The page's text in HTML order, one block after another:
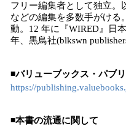
フリー編集者として独立。
などの編集を多数手がける
動。12 年に『WIRED』日
年、黒鳥社(blkswn
◾️バリューブックス・パブ
https://
◾️本書の流通に関して